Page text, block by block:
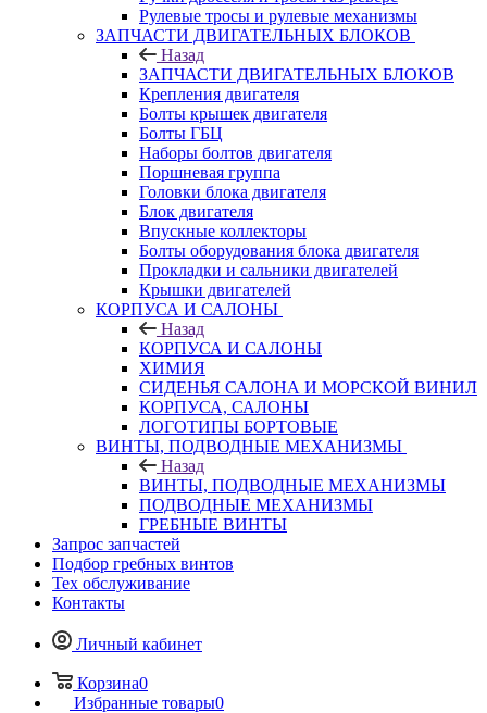
Рулевые тросы и рулевые механизмы
ЗАПЧАСТИ ДВИГАТЕЛЬНЫХ БЛОКОВ
Назад
ЗАПЧАСТИ ДВИГАТЕЛЬНЫХ БЛОКОВ
Крепления двигателя
Болты крышек двигателя
Болты ГБЦ
Наборы болтов двигателя
Поршневая группа
Головки блока двигателя
Блок двигателя
Впускные коллекторы
Болты оборудования блока двигателя
Прокладки и сальники двигателей
Крышки двигателей
КОРПУСА И САЛОНЫ
Назад
КОРПУСА И САЛОНЫ
ХИМИЯ
СИДЕНЬЯ САЛОНА И МОРСКОЙ ВИНИЛ
КОРПУСА, САЛОНЫ
ЛОГОТИПЫ БОРТОВЫЕ
ВИНТЫ, ПОДВОДНЫЕ МЕХАНИЗМЫ
Назад
ВИНТЫ, ПОДВОДНЫЕ МЕХАНИЗМЫ
ПОДВОДНЫЕ МЕХАНИЗМЫ
ГРЕБНЫЕ ВИНТЫ
Запрос запчастей
Подбор гребных винтов
Тех обслуживание
Контакты
Личный кабинет
Корзина0
Избранные товары0